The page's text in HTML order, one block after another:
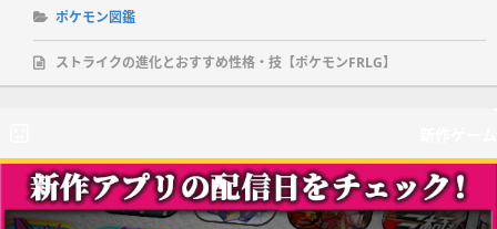
ポケモン図鑑
ストライクの進化とおすすめ性格・技【ポケモンFRLG】